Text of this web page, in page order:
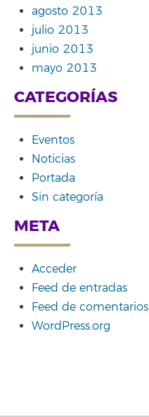
agosto 2013
julio 2013
junio 2013
mayo 2013
CATEGORÍAS
Eventos
Noticias
Portada
Sin categoría
META
Acceder
Feed de entradas
Feed de comentarios
WordPress.org